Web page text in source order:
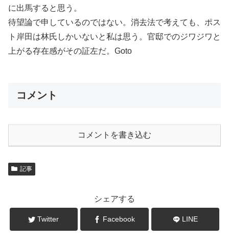
に出馬すると思う。
待望論で申しているのではない。消去法で考えても、ポス
ト岸田は林氏しかいないと私は思う。官邸でのジワジワと
上がる存在感がその証左だ。Goto
コメント
コメントを書き込む
記事
シェアする
Twitter Facebook LINE